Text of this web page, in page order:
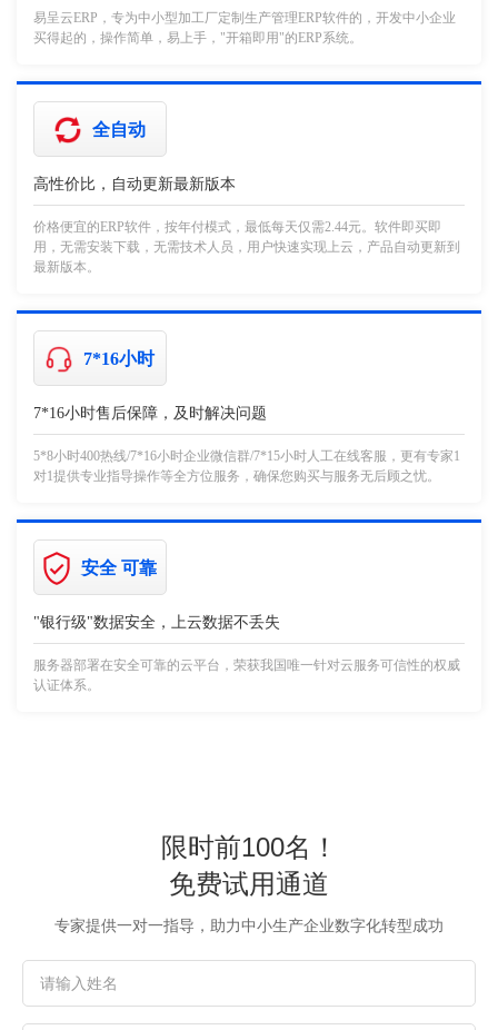
易呈云ERP，专为中小型加工厂定制生产管理ERP软件的，开发中小企业
买得起的，操作简单，易上手，"开箱即用"的ERP系统。
全自动
高性价比，自动更新最新版本
价格便宜的ERP软件，按年付模式，最低每天仅需2.44元。软件即买即
用，无需安装下载，无需技术人员，用户快速实现上云，产品自动更新到
最新版本。
7*16小时
7*16小时售后保障，及时解决问题
5*8小时400热线/7*16小时企业微信群/7*15小时人工在线客服，更有专家1
对1提供专业指导操作等全方位服务，确保您购买与服务无后顾之忧。
安全 可靠
"银行级"数据安全，上云数据不丢失
服务器部署在安全可靠的云平台，荣获我国唯一针对云服务可信性的权威
认证体系。
限时前100名！
免费试用通道
专家提供一对一指导，助力中小生产企业数字化转型成功